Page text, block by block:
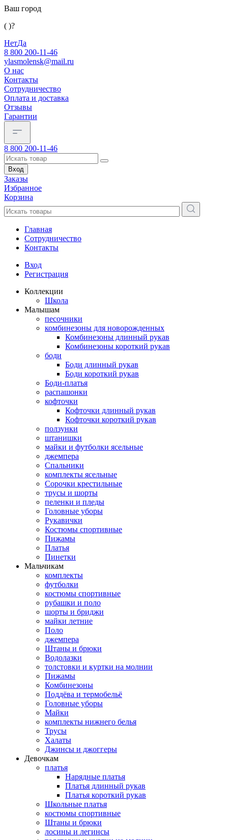
Ваш город
( )?
НетДа
8 800 200-11-46
ylasmolensk@mail.ru
О нас
Контакты
Сотрудничество
Оплата и доставка
Отзывы
Гарантии
8 800 200-11-46
Вход
Заказы
Избранное
Корзина
Главная
Сотрудничество
Контакты
Вход
Регистрация
Коллекции
Школа
Малышам
песочники
комбинезоны для новорожденных
Комбинезоны длинный рукав
Комбинезоны короткий рукав
боди
Боди длинный рукав
Боди короткий рукав
Боди-платья
распашонки
кофточки
Кофточки длинный рукав
Кофточки короткий рукав
ползунки
штанишки
майки и футболки ясельные
джемпера
Спальники
комплекты ясельные
Сорочки крестильные
трусы и шорты
пеленки и пледы
Головные уборы
Рукавички
Костюмы спортивные
Пижамы
Платья
Пинетки
Мальчикам
комплекты
футболки
костюмы спортивные
рубашки и поло
шорты и бриджи
майки летние
Поло
джемпера
Штаны и брюки
Водолазки
толстовки и куртки на молнии
Пижамы
Комбинезоны
Поддёва и термобельё
Головные уборы
Майки
комплекты нижнего белья
Трусы
Халаты
Джинсы и джоггеры
Девочкам
платья
Нарядные платья
Платья длинный рукав
Платья короткий рукав
Школьные платья
костюмы спортивные
Штаны и брюки
лосины и легинсы